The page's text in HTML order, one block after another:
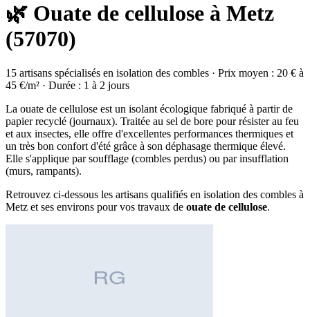
🌿 Ouate de cellulose à Metz
(57070)
15 artisans spécialisés en isolation des combles · Prix moyen : 20 € à
45 €/m² · Durée : 1 à 2 jours
La ouate de cellulose est un isolant écologique fabriqué à partir de
papier recyclé (journaux). Traitée au sel de bore pour résister au feu
et aux insectes, elle offre d'excellentes performances thermiques et
un très bon confort d'été grâce à son déphasage thermique élevé.
Elle s'applique par soufflage (combles perdus) ou par insufflation
(murs, rampants).
Retrouvez ci-dessous les artisans qualifiés en isolation des combles à
Metz et ses environs pour vos travaux de ouate de cellulose.